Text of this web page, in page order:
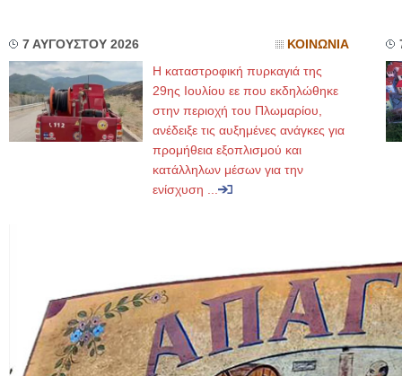
7 ΑΥΓΟΥΣΤΟΥ 2026 ΚΟΙΝΩΝΙΑ
Η καταστροφική πυρκαγιά της
29ης Ιουλίου εε που εκδηλώθηκε
στην περιοχή του Πλωμαρίου,
ανέδειξε τις αυξημένες ανάγκες για
προμήθεια εξοπλισμού και
κατάλληλων μέσων για την
ενίσχυση ...